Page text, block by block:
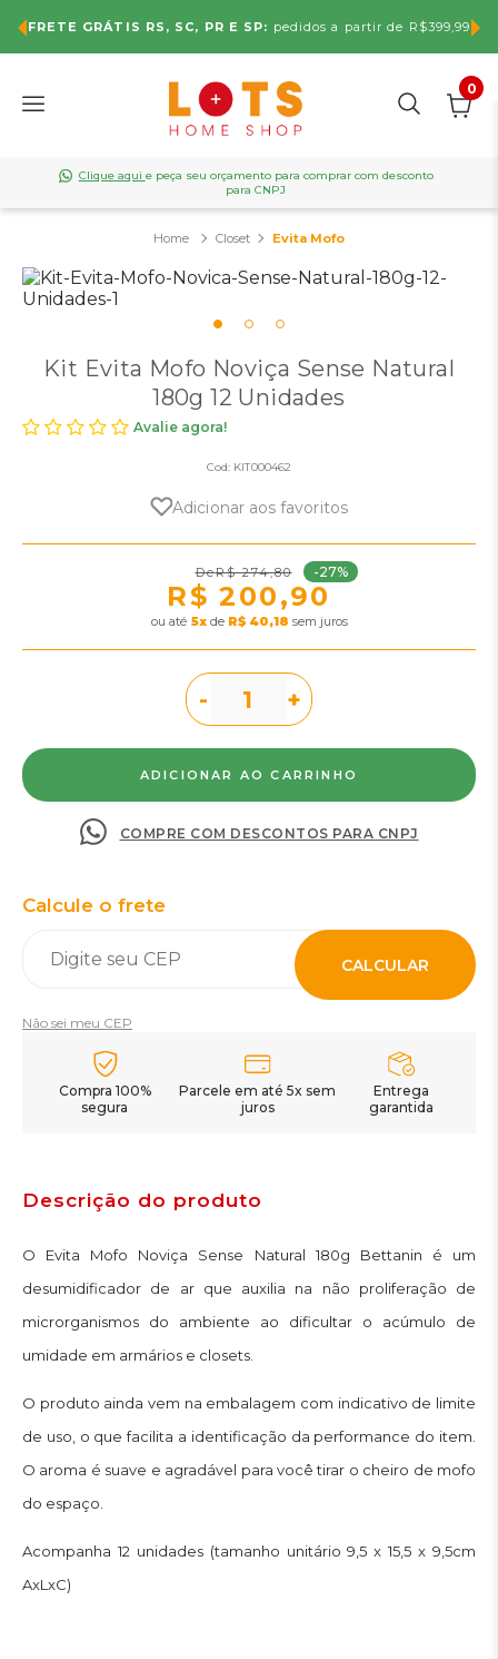
GRÁTIS RS, SC, PR E SP: pedidos a partir de R$399,99
Use
0
Clique aqui e peça seu orçamento para comprar com desconto
para CNPJ
Closet Evita Mofo
Kit Evita Mofo Noviça Sense Natural
180g 12 Unidades
Avalie agora!
Cod: KIT000462
Adicionar aos favoritos
R$ 274,80 -27%
R$ 200,90
ou 5xde R$ 40,18 sem juros
- +
COMPRE COM DESCONTOS PARA CNPJ
Calcule o frete
CALCULAR
Não sei meu CEP
Compra 100%
segura
Parcele em até 5x sem
juros
Entrega
garantida
Descrição do produto
O Evita Mofo Noviça Sense Natural 180g Bettanin é um
desumidificador de ar que auxilia na não proliferação de
microrganismos do ambiente ao dificultar o acúmulo de
umidade em armários e closets.
O produto ainda vem na embalagem com indicativo de limite
de uso, o que facilita a identificação da performance do item.
O aroma é suave e agradável para você tirar o cheiro de mofo
do espaço.
Acompanha 12 unidades (tamanho unitário 9,5 x 15,5 x 9,5cm
AxLxC)